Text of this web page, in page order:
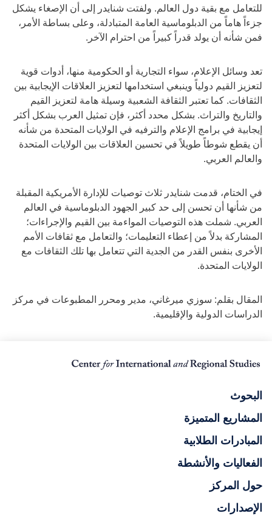
للتعامل مع بقية دول العالم. ولفتت شنايدر إلى أن الإصغاء يشكل
جزءاً هاماً من الدبلوماسية العامة المتبادلة، وعلى بساطة الأمر،
فمن شأنه أن يولد قدراً كبيراً من احترام الآخر.
تعد وسائل الإعلام، سواء التجارية أو الحكومية منها، أدوات قوية
لتعزيز القيم دولياً وينبغي استخدامها لتعزيز العلاقات الإيجابية بين
الثقافات. كما تعتبر الثقافة الشعبية وسيلة هامة لتعزيز القيم
والتاريخ والتراث. بشكل محدد أكثر، فإن تمثيل العرب بشكل أكثر
إيجابية في برامج الإعلام والترفيه في الولايات المتحدة من شأنه
أن يقطع شوطاً طويلاً في تحسين العلاقات بين الولايات المتحدة
والعالم العربي.
في الختام، قدمت شنايدر ثلاث توصيات للإدارة الأمريكية المقبلة
من شأنها أن تحسن إلى حد كبير الجهود الدبلوماسية في العالم
العربي. شملت هذه التوصيات المواءمة بين القيم والإجراءات؛
المشاركة بدلاً من إعطاء التعليمات؛ والتعامل مع ثقافات الأمم
الأخرى بنفس القدر من الجدية التي تتعامل بها تلك الثقافات مع
الولايات المتحدة.
المقال بقلم: سوزي ميرغاني، مدير ومحرر المطبوعات في مركز
الدراسات الدولية والإقليمية.
البحوث
المشاريع المتميزة
المبادرات الطلابية
الفعاليات والأنشطة
حول المركز
الإصدارات